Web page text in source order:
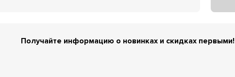
Получайте информацию о новинках и скидках первыми!